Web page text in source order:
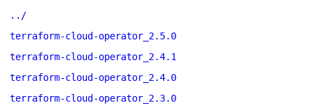
../
terraform-cloud-operator_2.5.0
terraform-cloud-operator_2.4.1
terraform-cloud-operator_2.4.0
terraform-cloud-operator_2.3.0